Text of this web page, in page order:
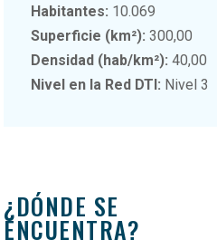
Habitantes: 10.069
Superficie (km²): 300,00
Densidad (hab/km²): 40,00
Nivel en la Red DTI: Nivel 3
¿DÓNDE SE
ENCUENTRA?